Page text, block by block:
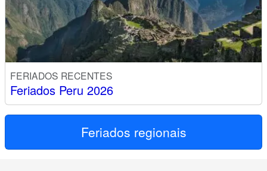
FERIADOS RECENTES
Feriados Peru 2026
Feriados regionais